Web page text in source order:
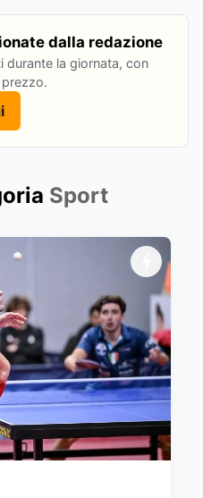
dalla redazione
durante la giornata, con
Sport